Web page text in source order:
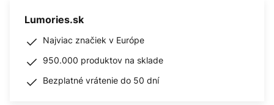
Lumories.sk
Najviac značiek v Európe
950.000 produktov na sklade
Bezplatné vrátenie do 50 dní